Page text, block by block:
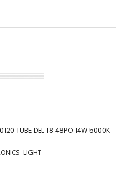
TUBE DEL T8 48PO 14W 5000K
-LIGHT